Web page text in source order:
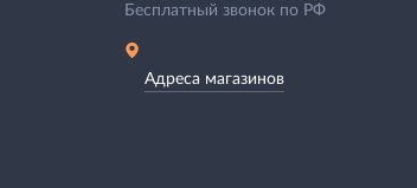
Бесплатный звонок по РФ
Адреса магазинов